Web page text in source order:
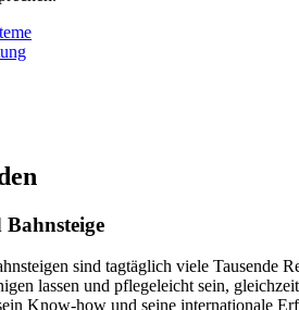
sind tagtäglich viele Tausende
lassen und pflegeleicht sein,
Know-how und seine internationale